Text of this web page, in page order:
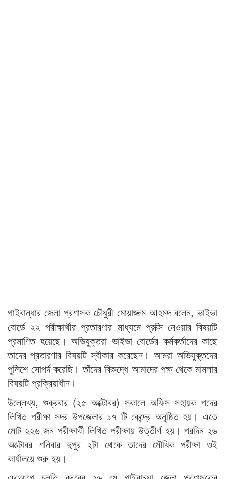
গাইবান্ধার জেলা প্রশাসক চৌধুরী মোয়াজ্জম আহমদ বলেন, ভাইভা
বোর্ডে ২২ পরীক্ষার্থীর প্রতারণার মাধ্যমে প্রক্সি নেওয়ার বিষয়টি
প্রমাণিত হয়েছে। অভিযুক্তরা ভাইভা বোর্ডের কর্মকর্তাদের কাছে
তাদের প্রতারণার বিষয়টি স্বীকার করেছেন। আমরা অভিযুক্তদের
পুলিশে সোপর্দ করেছি। তাঁদের বিরুদ্ধে আমাদের পক্ষ থেকে মামলার
বিষয়টি প্রক্রিয়াধীন।
উল্লেখ্য, শুক্রবার (২৫ অক্টোবর) সকালে অফিস সহায়ক পদের
লিখিত পরীক্ষা সদর উপজেলার ১৭ টি কেন্দ্রে অনুষ্ঠিত হয়। এতে
মোট ২২৬ জন পরীক্ষার্থী লিখিত পরীক্ষায় উত্তীর্ণ হয়। পরদিন ২৬
অক্টোবর শনিবার দুপুর ২টা থেকে তাদের মৌখিক পরীক্ষা ওই
কার্যালয়ে শুরু হয়।